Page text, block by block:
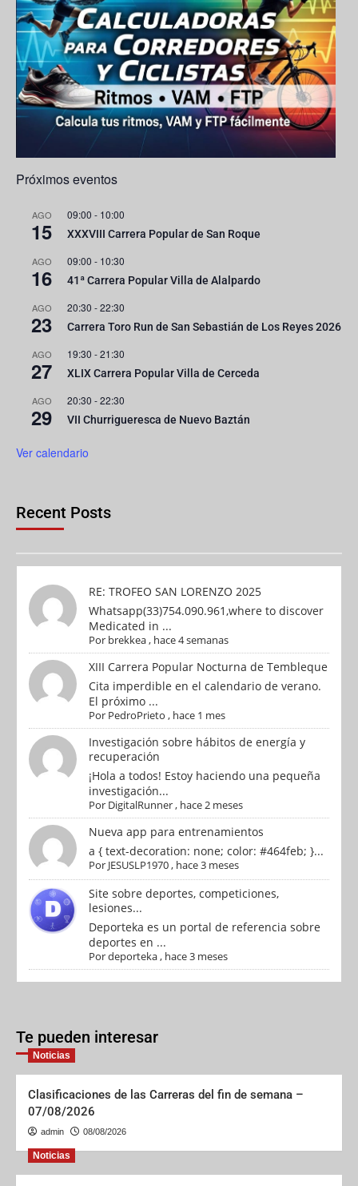
s a
n
n
e
l
Próximos eventos
AGO
15
09:00 - 10:00
XXXVIII Carrera Popular de San Roque
AGO
16
09:00 - 10:30
41ª Carrera Popular Villa de Alalpardo
AGO
23
20:30 -22:30
Carrera Toro Run de San Sebastián de Los Reyes 2026
AGO
27
19:30 -21:30
XLIX Carrera Popular Villa de Cerceda
AGO
29
20:30 -22:30
VII Churrigueresca de Nuevo Baztán
Ver calendario
Recent Posts
RE: TROFEO SAN LORENZO 2025
Whatsapp(33)754.090.961,where to discover
Medicated in ...
Por brekkea, hace 4 semanas
XIII Carrera Popular Nocturna de Tembleque
Cita imperdible en el calendario de verano.
El próximo ...
Por PedroPrieto , hace 1 mes
Investigación sobre hábitos de energía y
recuperación
¡Hola a todos! Estoy haciendo una pequeña
investigación...
Por DigitalRunner, hace 2 meses
Nueva app para entrenamientos
a { text-decoration: none; color: #464feb; }...
Por JESUSLP1970, hace 3 meses
Site sobre deportes, competiciones,
lesiones...
Deporteka es un portal de referencia sobre
deportes en ...
Pordeporteka , hace 3 meses
Te pueden interesar
Noticias
Clasificaciones de las Carreras del fin de semana –
07/08/2026
admin 08/08/2026
Noticias